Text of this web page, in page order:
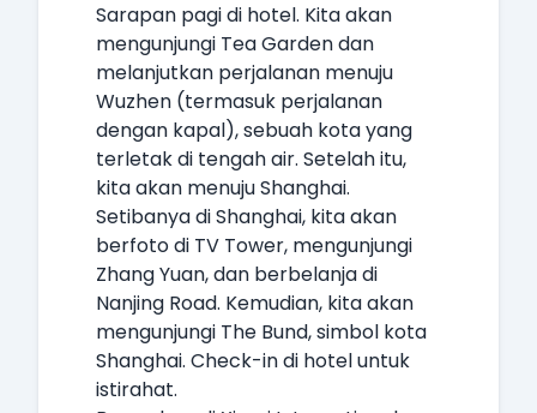
Sarapan pagi di hotel. Kita akan
mengunjungi Tea Garden dan
melanjutkan perjalanan menuju
Wuzhen (termasuk perjalanan
dengan kapal), sebuah kota yang
terletak di tengah air. Setelah itu,
kita akan menuju Shanghai.
Setibanya di Shanghai, kita akan
berfoto di TV Tower, mengunjungi
Zhang Yuan, dan berbelanja di
Nanjing Road. Kemudian, kita akan
mengunjungi The Bund, simbol kota
Shanghai. Check-in di hotel untuk
istirahat.